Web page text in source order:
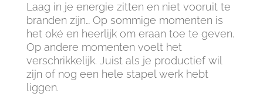
Laag in je energie zitten en niet vooruit te
branden zijn… Op sommige momenten is
het oké en heerlijk om eraan toe te geven.
Op andere momenten voelt het
verschrikkelijk. Juist als je productief wil
zijn of nog een hele stapel werk hebt
liggen.